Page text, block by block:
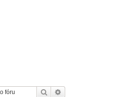
Hledat